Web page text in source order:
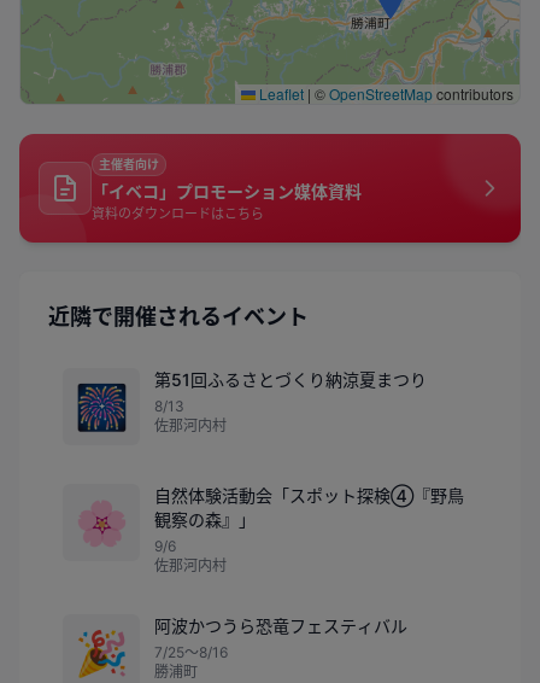
Leaflet | ©OpenStreetMapcontributors
主催者向け
「イベコ」プロモーション媒体資料
資料のダウンロードはこちら
近隣で開催されるイベント
🎆
第51回ふるさとづくり納涼夏まつり
8/13
佐那河内村
🌸
自然体験活動会「スポット探検④『野鳥
観察の森』」
9/6
佐那河内村
🎉
阿波かつうら恐竜フェスティバル
7/25〜8/16
勝浦町